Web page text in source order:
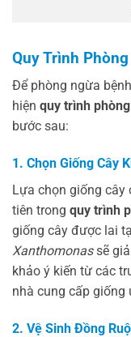
Quy Trình
Để phòng ngừa
hiện quy trình
bước sau:
1. Chọn Giống Cây
Lựa chọn giống cây
tiên trong quy trình
giống cây được lai
Xanthomonassẽ
khảo ý kiến từ các
nhà cung cấp giống
2. Vệ Sinh Đồng